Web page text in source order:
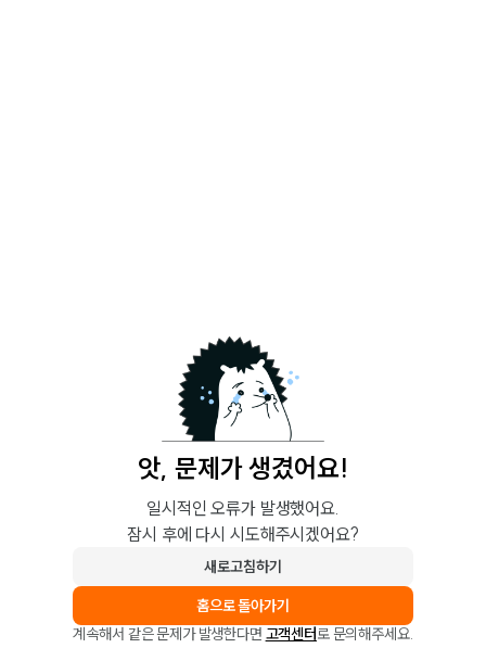
앗, 문제가 생겼어요!
일시적인 오류가 발생했어요.
잠시 후에 다시 시도해주시겠어요?
새로고침하기
홈으로 돌아가기
계속해서 같은 문제가 발생한다면 고객센터로 문의해주세요.